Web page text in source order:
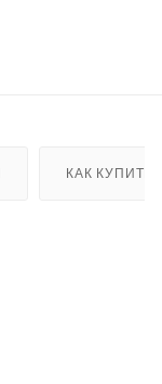
КАК КУПИТЬ